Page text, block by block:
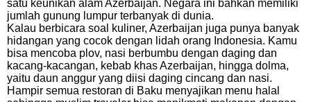
satu keunikan alam Azerbaijan. Negara ini bahkan memiliki
jumlah gunung lumpur terbanyak di dunia.
Kalau berbicara soal kuliner, Azerbaijan juga punya banyak
hidangan yang cocok dengan lidah orang Indonesia. Kamu
bisa mencoba plov, nasi berbumbu dengan daging dan
kacang-kacangan, kebab khas Azerbaijan, hingga dolma,
yaitu daun anggur yang diisi daging cincang dan nasi.
Hampir semua restoran di Baku menyajikan menu halal